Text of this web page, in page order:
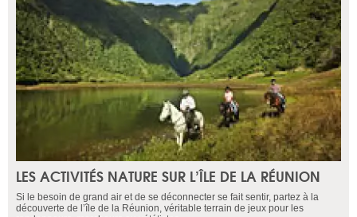
LES ACTIVITÉS NATURE SUR L’ÎLE DE LA RÉUNION
Si le besoin de grand air et de se déconnecter se fait sentir, partez à la
découverte de l’île de la Réunion, véritable terrain de jeux pour les